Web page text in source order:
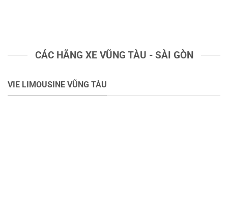
CÁC HÃNG XE VŨNG TÀU - SÀI GÒN
VIE LIMOUSINE VŨNG TÀU